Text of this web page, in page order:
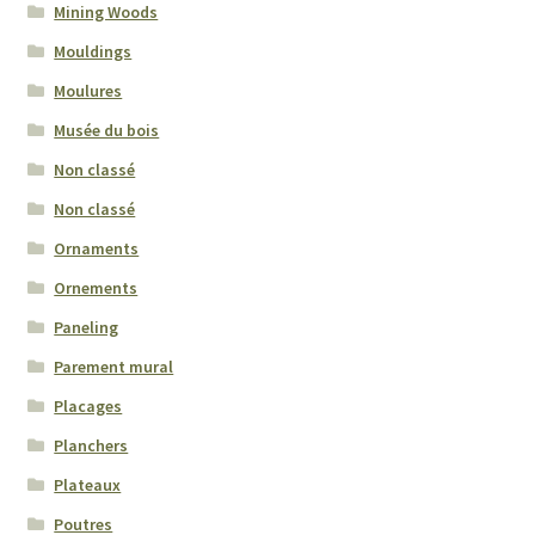
Quote
Request for quote
Soumission
Wishlist
Wood Museum
Mining Woods
Mouldings
Moulures
Musée du bois
Non classé
Non classé
Ornaments
Ornements
Paneling
Parement mural
Placages
Planchers
Plateaux
Poutres